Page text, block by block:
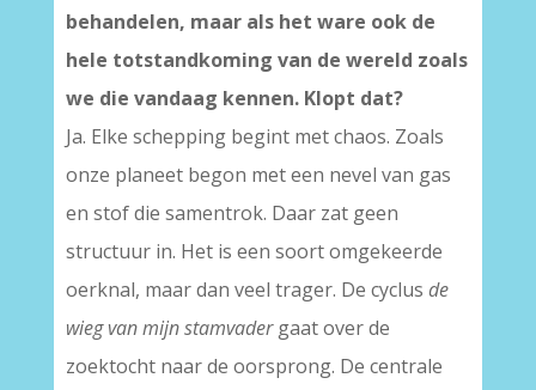
behandelen, maar als het ware ook de
hele totstandkoming van de wereld zoals
we die vandaag kennen. Klopt dat?
Ja. Elke schepping begint met chaos. Zoals
onze planeet begon met een nevel van gas
en stof die samentrok. Daar zat geen
structuur in. Het is een soort omgekeerde
oerknal, maar dan veel trager. De cyclus de
wieg van mijn stamvadergaat over de
zoektocht naar de oorsprong. De centrale